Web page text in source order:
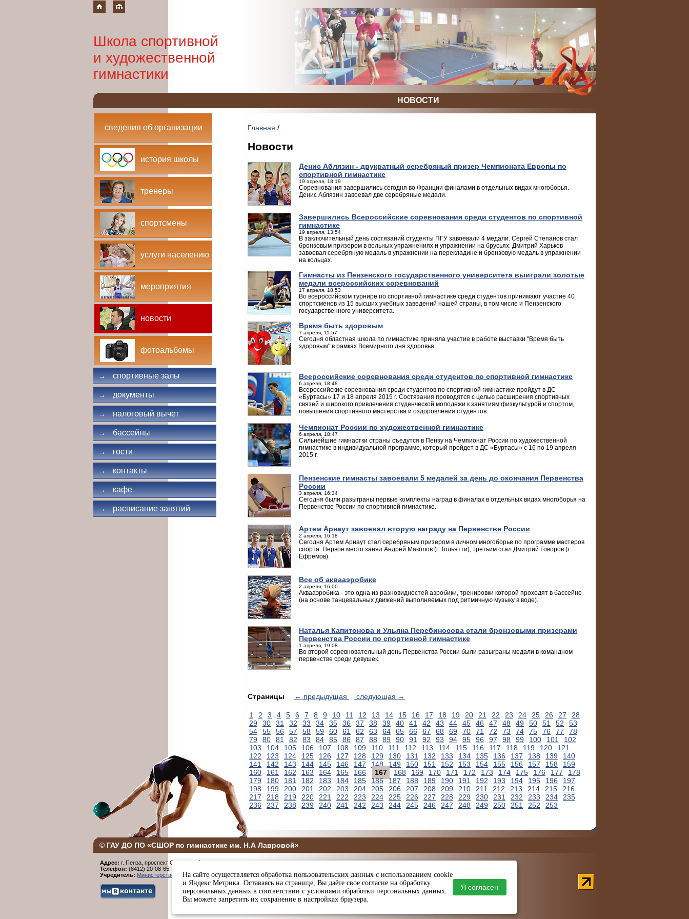
Школа спортивной
и художественной
гимнастики
НОВОСТИ
сведения об организации
история школы
тренеры
спортсмены
услуги населению
мероприятия
новости
фотоальбомы
→ спортивные залы
→ документы
→ налоговый вычет
→ бассейны
→ гости
→ контакты
→ кафе
→ расписание занятий
Главная /
Новости
Денис Аблязин - двукратный серебряный призер Чемпионата Европы по
спортивной гимнастике
19 апреля, 18:19
Соревнования завершились сегодня во Франции финалами в отдельных видах многоборья.
Денис Аблязин завоевал две серебряные медали.
Завершились Всероссийские соревнования среди студентов по спортивной
гимнастике
19 апреля, 13:54
В заключительный день состязаний студенты ПГУ завоевали 4 медали. Сергей Степанов стал
бронзовым призером в вольных упражнениях и упражнении на брусьях. Дмитрий Харьков
завоевал серебряную медаль в упражнении на перекладине и бронзовую медаль в упражнении
на кольцах.
Гимнасты из Пензенского государственного университета выиграли золотые
медали всероссийских соревнований
17 апреля, 18:53
Во всероссийском турнире по спортивной гимнастике среди студентов принимают участие 40
спортсменов из 15 высших учебных заведений нашей страны, в том числе и Пензенского
государственного университета.
Время быть здоровым
7 апреля, 11:57
Сегодня областная школа по гимнастике приняла участие в работе выставки "Время быть
здоровым" в рамках Всемирного дня здоровья.
Всероссийские соревнования среди студентов по спортивной гимнастике
6 апреля, 18:48
Всероссийские соревнования среди студентов по спортивной гимнастике пройдут в ДС
«Буртасы» 17 и 18 апреля 2015 г. Состязания проводятся с целью расширения спортивных
связей и широкого привлечения студенческой молодежи к занятиям физкультурой и спортом,
повышения спортивного мастерства и оздоровления студентов.
Чемпионат России по художественной гимнастике
6 апреля, 18:47
Сильнейшие гимнастки страны съедутся в Пензу на Чемпионат России по художественной
гимнастике в индивидуальной программе, который пройдет в ДС «Буртасы» с 16 по 19 апреля
2015 г.
Пензенские гимнасты завоевали 5 медалей за день до окончания Первенства
России
3 апреля, 16:34
Сегодня были разыграны первые комплекты наград в финалах в отдельных видах многоборья на
Первенстве России по спортивной гимнастике.
Артем Арнаут завоевал вторую награду на Первенстве России
2 апреля, 16:18
Сегодня Артем Арнаут стал серебряным призером в личном многоборье по программе мастеров
спорта. Первое место занял Андрей Маколов (г. Тольятти), третьим стал Дмитрий Говоров (г.
Ефремов).
Все об аквааэробике
2 апреля, 16:00
Аквааэробика - это одна из разновидностей аэробики, тренировки которой проходят в бассейне
(на основе танцевальных движений выполняемых под ритмичную музыку в воде).
Наталья Капитонова и Ульяна Перебиносова стали бронзовыми призерами
Первенства России по спортивной гимнастике
1 апреля, 19:08
Во второй соревновательный день Первенства России были разыграны медали в командном
первенстве среди девушек.
Страницы ← предыдущая следующая →
1 2 3 4 5 6 7 8 9 10 11 12 13 14 15 16 17 18 19 20 21 22 23 24 25 26 27
28
29
30 31 32 33 34 35 36 37 38 39 40 41 42 43 44 45 46 47 48 49 50 51 52
53
54
55 56 57 58 59 60 61 62 63 64 65 66 67 68 69 70 71 72 73 74 75 76 77
78
79
80 81 82 83 84 85 86 87 88 89 90 91 92 93 94 95 96 97 98 99 100 101
102
103
104 105 106 107 108 109 110 111 112 113 114 115 116 117 118 119 120
121
122
123 124 125 126 127 128 129 130 131 132 133 134 135 136 137 138 139
140
141
142 143 144 145 146 147 148 149 150 151 152 153 154 155 156 157 158
159
160
161 162 163 164 165 166 167 168 169 170 171 172 173 174 175 176 177
178
179
180 181 182 183 184 185 186 187 188 189 190 191 192 193 194 195 196
197
198
199 200 201 202 203 204 205 206 207 208 209 210 211 212 213 214 215
216
217
218 219 220 221 222 223 224 225 226 227 228 229 230 231 232 233 234
235
236
237 238 239 240 241 242 243 244 245 246 247 248 249 250 251 252 253
© ГАУ ДО ПО «СШОР по гимнастике им. Н.А Лавровой»
Адрес: г. Пенза, проспект Строителей, 96.
Телефон: (8412) 20-08-65,
Учредитель: Министерство физической культуры и спорта Пензенской области
На сайте осуществляется обработка пользовательских данных с использованием cookie
и Яндекс Метрика. Оставаясь на странице, Вы даёте свое согласие на обработку
персональных данных в соответствии с условиями обработки персональных данных.
Вы можете запретить их сохранение в настройках браузера.
Я согласен